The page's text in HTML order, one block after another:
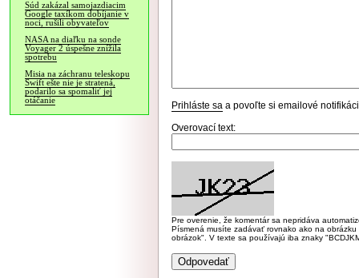
Súd zakázal samojazdiacim
Google taxíkom dobíjanie v
noci, rušili obyvateľov
NASA na diaľku na sonde
Voyager 2 úspešne znížila
spotrebu
Misia na záchranu teleskopu
Swift ešte nie je stratená,
podarilo sa spomaliť jej
otáčanie
Prihláste sa a povoľte si emailové
Overovací text:
Pre overenie, že komentár sa nepridáva
Písmená musíte zadávať rovnako ako na
obrázok". V texte sa používajú iba znaky